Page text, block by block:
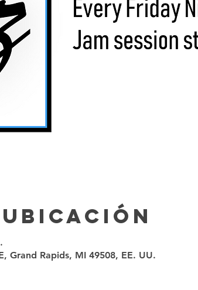
Grand Rapids, MI 49508, EE. UU.